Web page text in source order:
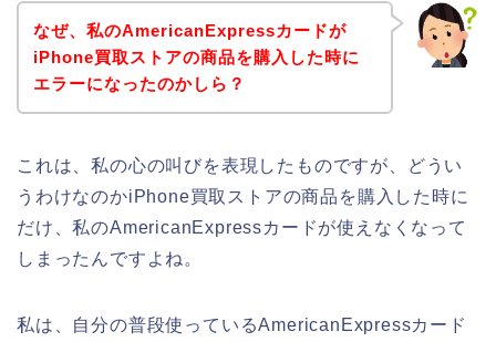
なぜ、私のAmericanExpressカードが
iPhone買取ストアの商品を購入した時に
エラーになったのかしら？
これは、私の心の叫びを表現したものですが、どうい
うわけなのかiPhone買取ストアの商品を購入した時に
だけ、私のAmericanExpressカードが使えなくなって
しまったんですよね。
私は、自分の普段使っているAmericanExpressカード